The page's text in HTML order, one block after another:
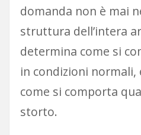
domanda non è mai
struttura dell’intera
determina come si
in condizioni
come si comporta
storto.